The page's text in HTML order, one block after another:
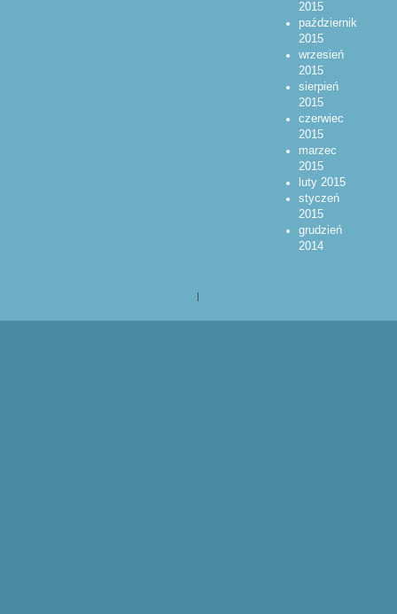
2015
październik
2015
wrzesień
2015
sierpień
2015
czerwiec
2015
marzec
2015
luty 2015
styczeń
2015
grudzień
2014